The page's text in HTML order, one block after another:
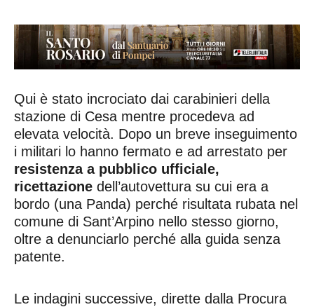
Qui è stato incrociato dai carabinieri della
stazione di Cesa mentre procedeva ad
elevata velocità. Dopo un breve inseguimento
i militari lo hanno fermato e ad arrestato per
resistenza a pubblico ufficiale,
ricettazione dell’autovettura su cui era a
bordo (una Panda) perché risultata rubata nel
comune di Sant’Arpino nello stesso giorno,
oltre a denunciarlo perché alla guida senza
patente.
Le indagini successive, dirette dalla Procura